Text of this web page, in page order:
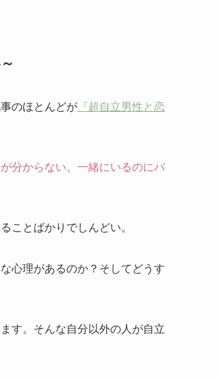
のほとんどが 『超自立男性と恋
分からない。一緒にいるのにパ
ことばかりでしんどい。
心理があるのか？そしてどうす
す。そんな自分以外の人が自立